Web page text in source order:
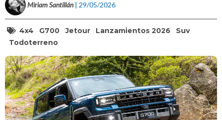
Miriam Santillán | 29/05/2026
4x4 G700 Jetour Lanzamientos 2026
Suv
Todoterreno